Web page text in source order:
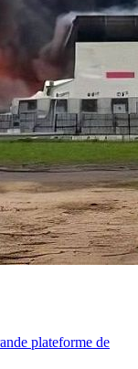
plateforme de